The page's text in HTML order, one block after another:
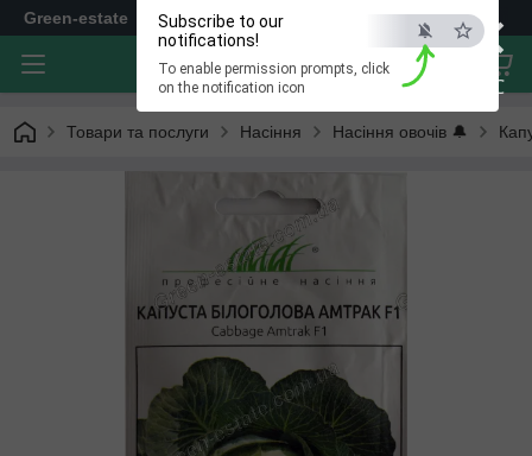
×
ESC
Subscribe to our
notifications!
To enable permission prompts, click
on the notification icon
Green-estate
Товари та послуги Насіння Насіння овочів 🔔